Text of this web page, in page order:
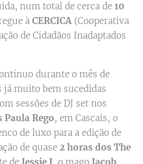
num total de cerca de 10
à CERCICA (Cooperativa
de Cidadãos Inadaptados
durante o mês de
já muito bem sucedidas
sessões de DJ set nos
Paula Rego, em Cascais, o
de luxo para a edição de
de quase 2 horas dos The